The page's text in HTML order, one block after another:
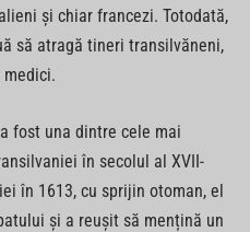
și chiar francezi. Totodată,
să atragă tineri transilvăneni,
fost una dintre cele mai
în secolul al XVII-
în 1613, cu sprijin otoman, el
și a reușit să mențină un